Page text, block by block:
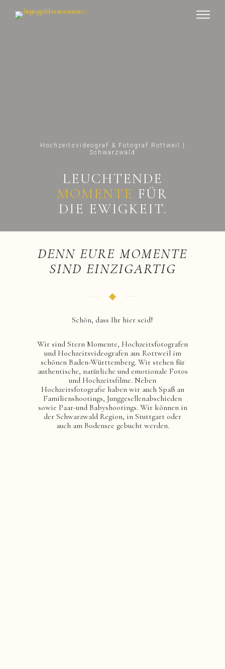
Hochzeitsvideograf & Fotograf Rottweil |
Schwarzwald
LEUCHTENDE
MOMENTE FÜR
DIE EWIGKEIT.
DENN EURE MOMENTE
SIND EINZIGARTIG
Schön, dass Ihr hier seid!
Wir sind Stern Momente, Hochzeitsfotografen
und Hochzeitsvideografen aus Rottweil im
schönen Baden-Württemberg. Wir stehen für
authentische, natürliche und emotionale Fotos
und Hochzeitsfilme. Neben
Hochzeitsfotografie haben wir auch Spaß an
Familienshootings, Junggesellenabschieden
sowie Paar-und Babyshootings. Wir können in
der Schwarzwald Region, in Stuttgart oder
auch am Bodensee gebucht werden.